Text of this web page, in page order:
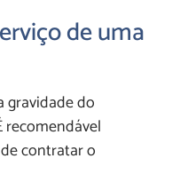
de uma
gravidade do
recomendável
contratar o